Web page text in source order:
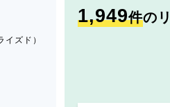
1,949件の
ズド）